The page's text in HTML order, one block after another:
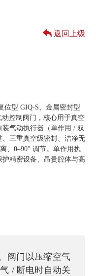
返回上级
型 GIQ-S、金属密封型
动控制阀门，核心用于真空
气动执行器（单作用 / 双
三重真空级密封、洁净无
、0–90° 调节。单作用执
精密设备、昂贵腔体与高
阀门以压缩空气
/ 断电时自动关